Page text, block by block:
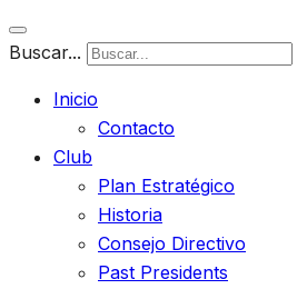
Buscar...
Inicio
Contacto
Club
Plan Estratégico
Historia
Consejo Directivo
Past Presidents